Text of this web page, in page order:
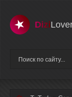
DiziLover